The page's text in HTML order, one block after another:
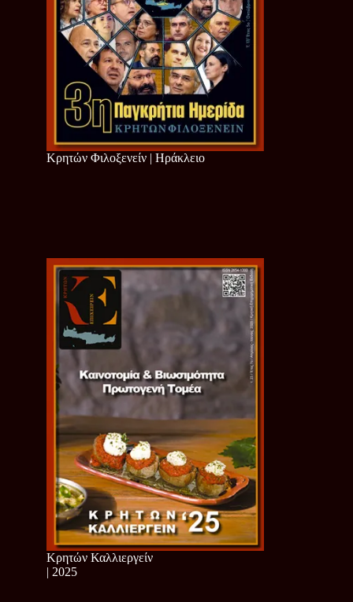
Κρητών Φιλοξενείν | Ηράκλειο
Κρητών Καλλιεργείν
| 2025